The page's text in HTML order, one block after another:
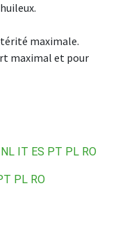
maximale.
maximal et pour
NL IT ES PT PL RO
PL RO